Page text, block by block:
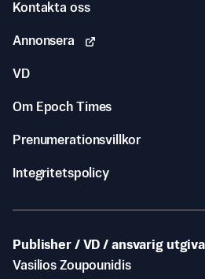
Kontakta oss
Annonsera
VD
Om Epoch Times
Prenumerationsvillkor
Integritetspolicy
Publisher / VD / ansvarig
Vasilios Zoupounidis